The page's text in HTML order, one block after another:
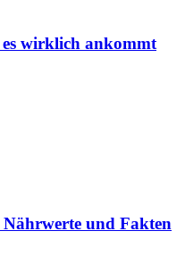
wirklich ankommt
und Fakten